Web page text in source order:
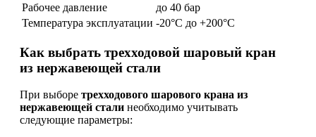
Рабочее давление
до 40 бар
Температура эксплуатации -20°C до +200°C
Как выбрать трехходовой шаровый кран
из нержавеющей стали
При выборе трехходового шарового крана из
нержавеющей стали необходимо учитывать
следующие параметры: